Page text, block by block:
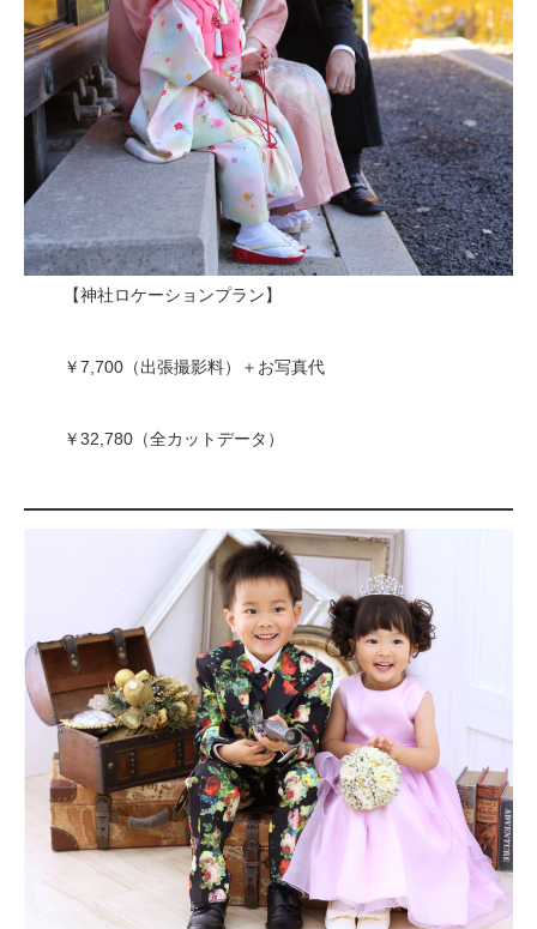
【神社ロケーションプラン】
￥7,700（出張撮影料）＋お写真代
￥32,780（全カットデータ）